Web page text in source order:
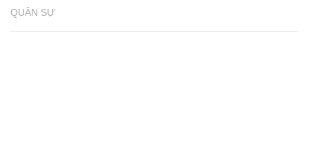
QUÂN SỰ